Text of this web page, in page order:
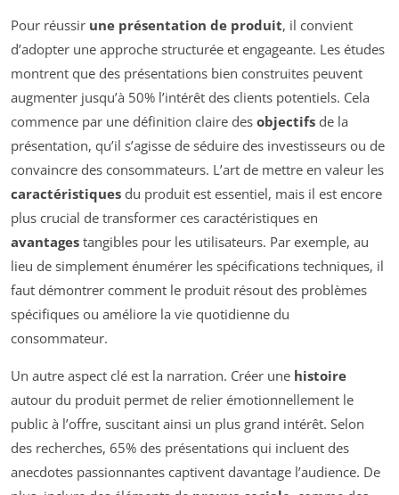
Pour réussir une présentation de produit, il convient
d’adopter une approche structurée et engageante. Les études
montrent que des présentations bien construites peuvent
augmenter jusqu’à 50% l’intérêt des clients potentiels. Cela
commence par une définition claire des objectifs de la
présentation, qu’il s’agisse de séduire des investisseurs ou de
convaincre des consommateurs. L’art de mettre en valeur les
caractéristiques du produit est essentiel, mais il est encore
plus crucial de transformer ces caractéristiques en
avantages tangibles pour les utilisateurs. Par exemple, au
lieu de simplement énumérer les spécifications techniques, il
faut démontrer comment le produit résout des problèmes
spécifiques ou améliore la vie quotidienne du
consommateur.
Un autre aspect clé est la narration. Créer une histoire
autour du produit permet de relier émotionnellement le
public à l’offre, suscitant ainsi un plus grand intérêt. Selon
des recherches, 65% des présentations qui incluent des
anecdotes passionnantes captivent davantage l’audience. De